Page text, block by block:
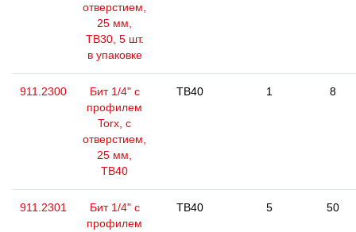
отверстием,
25 мм,
ТВ30, 5 шт.
в упаковке
911.2300
Бит 1/4" с
профилем
Torx, с
отверстием,
25 мм,
ТВ40
TB40 1 8
911.2301
Бит 1/4" с
профилем
TB40 5 50